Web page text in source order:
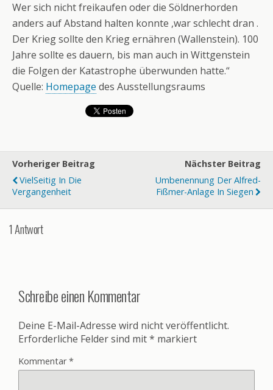
Wer sich nicht freikaufen oder die Söldnerhorden
anders auf Abstand halten konnte ,war schlecht dran .
Der Krieg sollte den Krieg ernähren (Wallenstein). 100
Jahre sollte es dauern, bis man auch in Wittgenstein
die Folgen der Katastrophe überwunden hatte.“
Quelle: Homepage des Ausstellungsraums
Vorheriger Beitrag
VielSeitig In Die
Vergangenheit
Nächster Beitrag
Umbenennung Der Alfred-
Fißmer-Anlage In Siegen
1 Antwort
Schreibe einen Kommentar
Deine E-Mail-Adresse wird nicht veröffentlicht.
Erforderliche Felder sind mit* markiert
Kommentar*